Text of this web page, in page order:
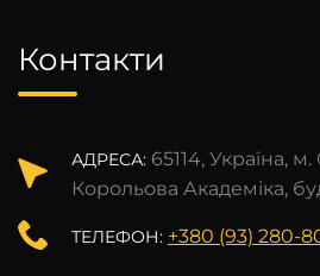
Контакти
АДРЕСА: 65114, Україна,
Корольова Академіка,
ТЕЛЕФОН: +380 (93) 280-